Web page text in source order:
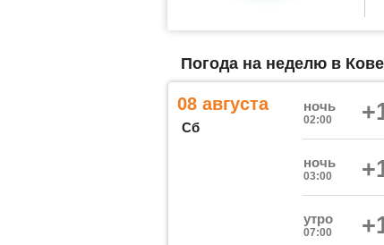
Погода на неделю в
08 августа
Сб
ночь
02:00
ночь
03:00
утро
07:00